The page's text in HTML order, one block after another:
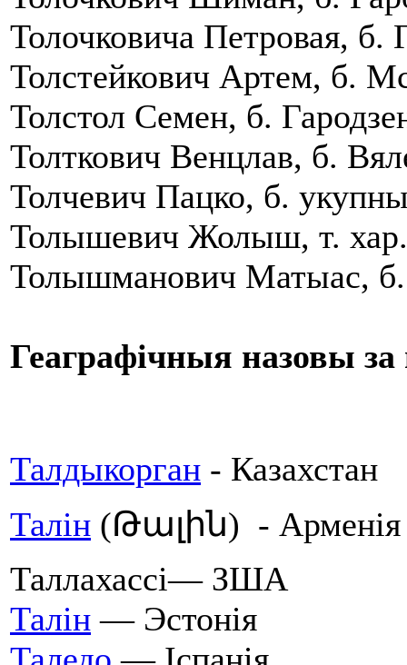
Толочковича Петровая, б.
Толстейкович Артем, б.
Толстол Семен, б.
Толткович Венцлав, б.
Толчевич Пацко, б.
Толышевич Жолыш, т.
Толышманович Матыас, б.
Геаграфічныя назовы
Талдыкорган - Казахстан
Талін (Թալին) - Арменія
Таллахассі— ЗША
Талін — Эстонія